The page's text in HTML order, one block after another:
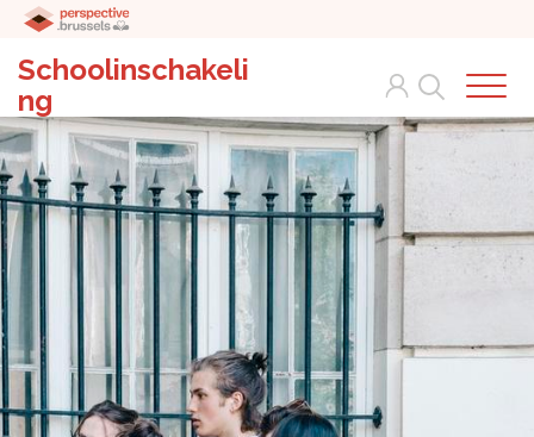
Schoolinschakeli
ng
Search